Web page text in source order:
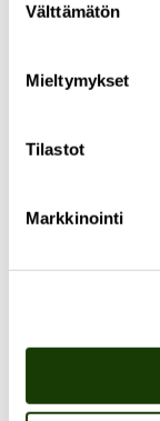
valinta
Välttämätön
Mieltymykset
Tilastot
Markkinointi
vuoden ajan
Gustafssonin
toisenlaisia
biennaleissa,
Mediataiteen